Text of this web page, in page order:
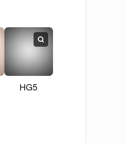
HG5